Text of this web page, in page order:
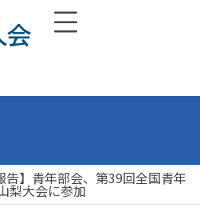
告】青年部会、第39回全国青年
梨大会に参加